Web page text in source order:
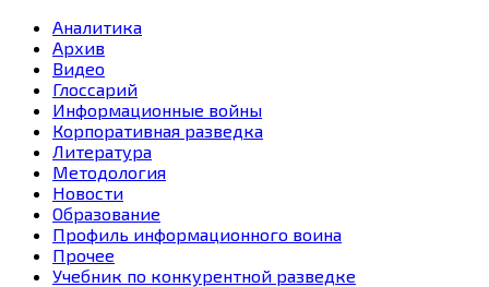
Аналитика
Архив
Видео
Глоссарий
Информационные войны
Корпоративная разведка
Литература
Методология
Новости
Образование
Профиль информационного воина
Прочее
Учебник по конкурентной разведке